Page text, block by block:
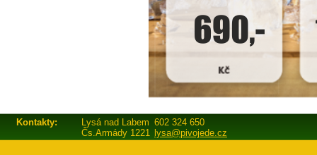
Kontakty: Lysá nad Labem 602 324 650
Čs.Armády 1221 lysa@pivojede.cz